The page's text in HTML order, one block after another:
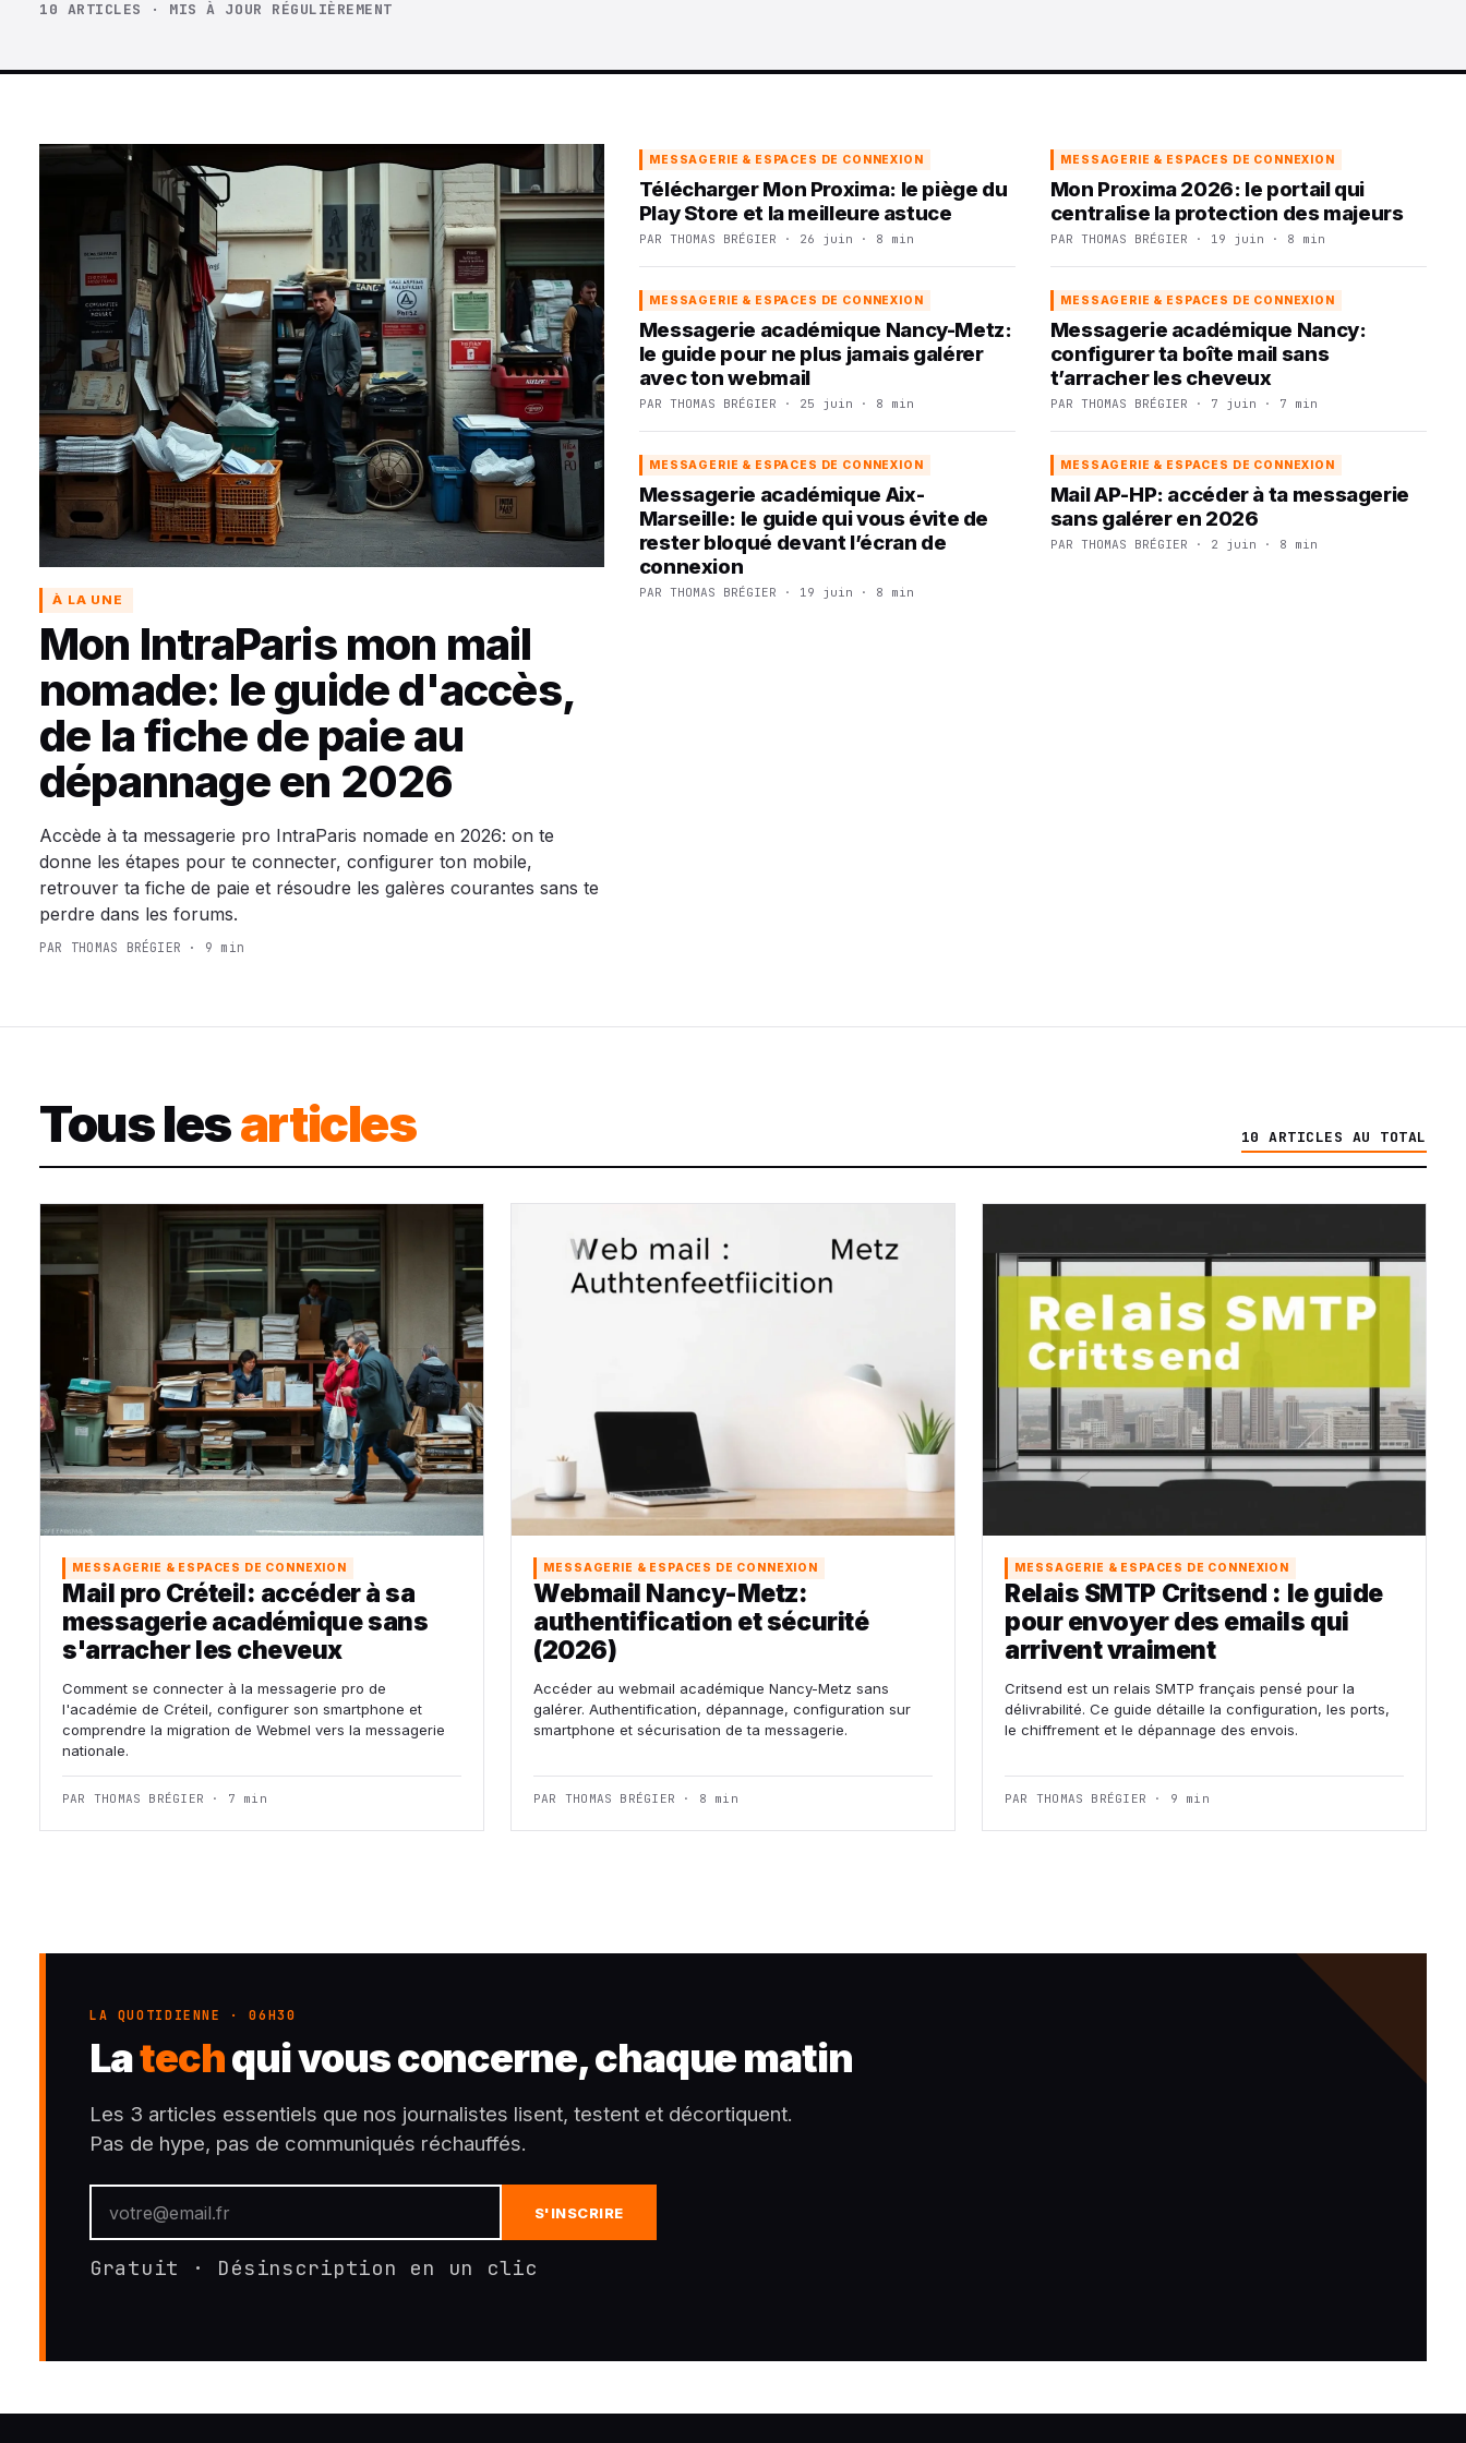
10 ARTICLES · MIS À JOUR RÉGULIÈREMENT
À LA UNE
Mon IntraParis mon mail
nomade: le guide d'accès,
de la fiche de paie au
dépannage en 2026
Accède à ta messagerie pro IntraParis nomade en 2026: on te
donne les étapes pour te connecter, configurer ton mobile,
retrouver ta fiche de paie et résoudre les galères courantes sans te
perdre dans les forums.
PAR THOMAS BRÉGIER · 9 min
MESSAGERIE & ESPACES DE CONNEXION
Télécharger Mon Proxima: le piège du
Play Store et la meilleure astuce
PAR THOMAS BRÉGIER · 26 juin · 8 min
MESSAGERIE & ESPACES DE CONNEXION
Messagerie académique Nancy-Metz:
le guide pour ne plus jamais galérer
avec ton webmail
PAR THOMAS BRÉGIER · 25 juin · 8 min
MESSAGERIE & ESPACES DE CONNEXION
Messagerie académique Aix-
Marseille: le guide qui vous évite de
rester bloqué devant l’écran de
connexion
PAR THOMAS BRÉGIER · 19 juin · 8 min
MESSAGERIE & ESPACES DE CONNEXION
Mon Proxima 2026: le portail qui
centralise la protection des majeurs
PAR THOMAS BRÉGIER · 19 juin · 8 min
MESSAGERIE & ESPACES DE CONNEXION
Messagerie académique Nancy:
configurer ta boîte mail sans
t’arracher les cheveux
PAR THOMAS BRÉGIER · 7 juin · 7 min
MESSAGERIE & ESPACES DE CONNEXION
Mail AP-HP: accéder à ta messagerie
sans galérer en 2026
PAR THOMAS BRÉGIER · 2 juin · 8 min
Tous lesarticles 10 ARTICLES AU TOTAL
MESSAGERIE & ESPACES DE CONNEXION
Mail pro Créteil: accéder à sa
messagerie académique sans
s'arracher les cheveux
Comment se connecter à la messagerie pro de
l'académie de Créteil, configurer son smartphone et
comprendre la migration de Webmel vers la messagerie
nationale.
PAR THOMAS BRÉGIER · 7 min
MESSAGERIE & ESPACES DE CONNEXION
Webmail Nancy-Metz:
authentification et sécurité
(2026)
Accéder au webmail académique Nancy-Metz sans
galérer. Authentification, dépannage, configuration sur
smartphone et sécurisation de ta messagerie.
PAR THOMAS BRÉGIER · 8 min
MESSAGERIE & ESPACES DE CONNEXION
Relais SMTP Critsend : le guide
pour envoyer des emails qui
arrivent vraiment
Critsend est un relais SMTP français pensé pour la
délivrabilité. Ce guide détaille la configuration, les ports,
le chiffrement et le dépannage des envois.
PAR THOMAS BRÉGIER · 9 min
LA QUOTIDIENNE · 06H30
Latechqui vous concerne, chaque matin
Les 3 articles essentiels que nos journalistes lisent, testent et décortiquent.
Pas de hype, pas de communiqués réchauffés.
S'INSCRIRE
Gratuit · Désinscription en un clic